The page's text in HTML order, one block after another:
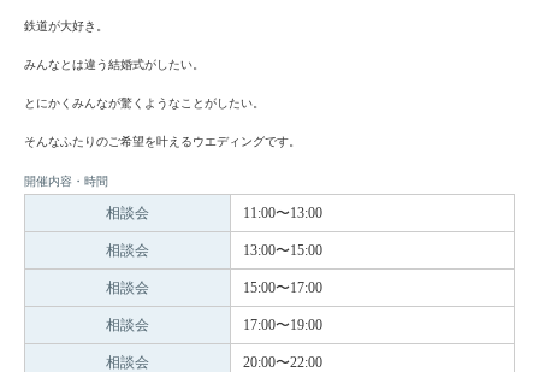
鉄道が大好き。
みんなとは違う結婚式がしたい。
とにかくみんなが驚くようなことがしたい。
そんなふたりのご希望を叶えるウエディングです。
開催内容・時間
相談会 11:00〜13:00
相談会 13:00〜15:00
相談会 15:00〜17:00
相談会 17:00〜19:00
相談会 20:00〜22:00